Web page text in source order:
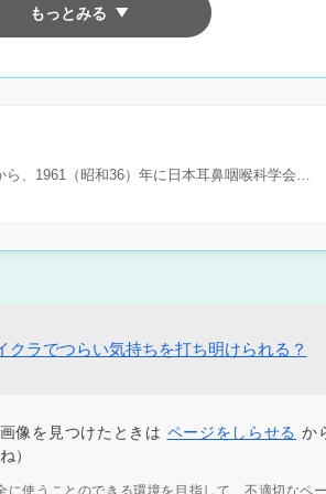
もっとみる
ら、1961（昭和36）年に日本耳鼻咽喉科学会…
クラでつらい気持ちを打ち明けられる？
像を見つけたときは ページをしらせる か
）